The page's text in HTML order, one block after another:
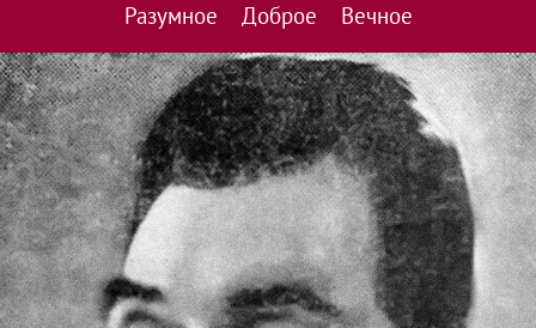
Разумное Доброе Вечное